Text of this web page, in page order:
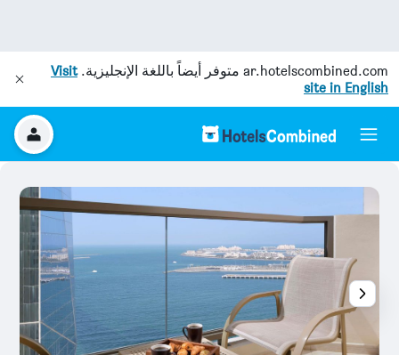
ar.hotelscombined.com متوفر أيضاً باللغة الإنجليزية.Visit
site in English